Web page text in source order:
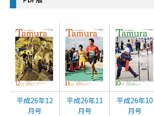
平成26年12
月号
平成26年11
月号
平成26年10
月号